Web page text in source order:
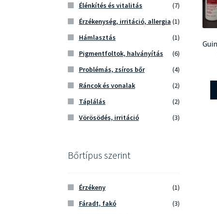
Élénkítés és vitalitás
(7)
Érzékenység, irritáció, allergia (1)
Hámlasztás
(1)
Pigmentfoltok, halványítás
(6)
Problémás, zsíros bőr
(4)
Ráncok és vonalak
(2)
Táplálás
(2)
Vörösödés, irritáció
(3)
Bőrtípus szerint
Érzékeny
(1)
Fáradt, fakó
(3)